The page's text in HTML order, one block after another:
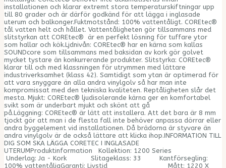
installationen och klarar extremt stora temperaturskiftningar upp
till 80 grader och är därför godkänd för att lägga i inglasade
uterum och balkonger.Fuktmotstånd: 100% vattentåligt. COREtec®
tål vatten helt och hållet. Vattentåligheten gör tillsammans med
slitstyrkan att COREtec® är en perfekt lösning för tuffare ytor
som hallar och kök.Ljdnivån: COREtec® har en kärna som kallas
SOUNDcore som tillsammans med baksidan av kork gör golvet
mycket tystare än konkurrerande produkter. Slitstyrka: COREtec®
klarar till och med klassningen för utrymmen med lättare
industriverksamhet (klass 42). Samtidigt som ytan är optimerad för
att vara snyggare än alla andra vinylgolv så har man inte
kompromissat med den tekniska kvaliteten. Reptåligheten slår det
mesta. Mjukt: COREtec® ljudisolerande kärna ger en komfortabel
svikt som är underbart mjukt och skönt att gå
på.Läggning: COREtec® är lätt att installera. Att det bara är 8 mm
tjockt gör att man i de flesta fall inte behöver anpassa dörrar eller
andra byggelement vid installationen. Då brädorna är styvare än
andra vinylgolv är de också lättare att klicka ihop.INFORMATION TILL
DIG SOM SKA LÄGGA CORETEC I INGLASADE
UTERUMProduktinformation Kollektion: 1200 Series
Underlag: Ja - Kork Slitageklass: 33 Kantförsegling:
100% vattentåligGaranti: Livstid Mått: 1220 X